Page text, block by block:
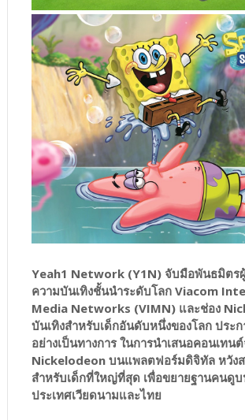
Yeah1 Network (Y1N) จับมือพันธมิตร
ความบันเทิงชั้นนำระดับโลก Viacom
Media Networks (VIMN) และช่อง
บันเทิงสำหรับเด็กอันดับหนึ่งของโลก ประ
อย่างเป็นทางการ ในการนำเสนอคอนเทน
Nickelodeon บนแพลตฟอร์มดิจิทัล หวัง
สำหรับเด็กที่ใหญ่ที่สุด เพื่อขยายฐานคนดู
ประเทศเวียดนามและไทย